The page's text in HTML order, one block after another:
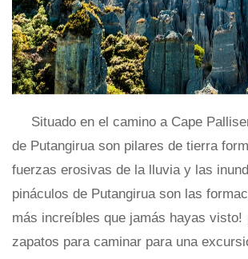
Situado en el camino a Cape
de Putangirua son pilares de tierra
fuerzas erosivas de la lluvia y las
pináculos de Putangirua son las
más increíbles que jamás hayas visto!
zapatos para caminar para una